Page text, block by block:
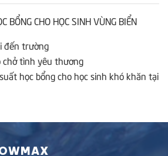
BỔNG CHO HỌC SINH VÙNG BIỂN
đến trường
chở tình yêu thương
học bổng cho học sinh khó khăn tại